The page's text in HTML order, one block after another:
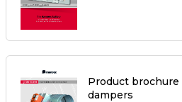
Product brochure
dampers